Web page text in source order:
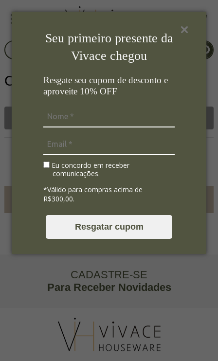
Seu primeiro presente da
Vivace chegou
Resgate seu cupom de desconto e
aproveite 10% OFF
Eu concordo em receber
comunicações.
*Válido para compras acima de
R$300,00.
Resgatar cupom
Cinzeiro
Nenhum registro encontrado.
FRETE GRÁTIS ACIMA DE
R$700,00
CADASTRE-SE
Para Receber Novidades